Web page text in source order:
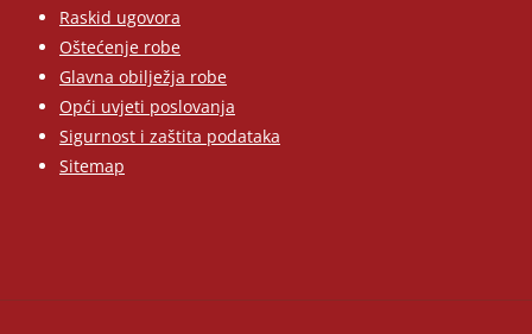
Raskid ugovora
Oštećenje robe
Glavna obilježja robe
Opći uvjeti poslovanja
Sigurnost i zaštita podataka
Sitemap